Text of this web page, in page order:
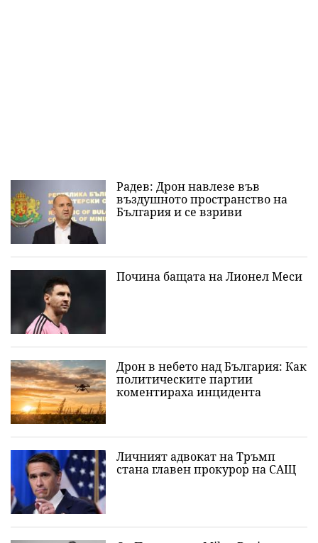
Радев: Дрон навлезе във
въздушното пространство на
България и се взриви
Почина бащата на Лионел Меси
Дрон в небето над България: Как
политическите партии
коментираха инцидента
Личният адвокат на Тръмп
стана главен прокурор на САЩ